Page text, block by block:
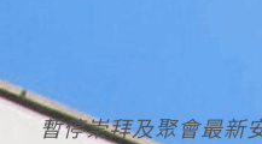
暫停崇拜及聚會最新